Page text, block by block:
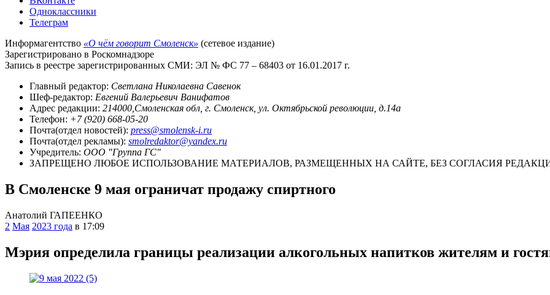
Одноклассники
Телеграм
Информагентство «О чём говорит Смоленск» (сетевое издание)
Зарегистрировано в Роскомнадзоре
Запись в реестре зарегистрированных СМИ: ЭЛ № ФС 77 – 68403 от 16.01.2017 г.
Главный редактор: Светлана Николаевна Савенок
Шеф-редактор: Евгений Валерьевич Ванифатов
Адрес редакции: 214000,Смоленская обл, г. Смоленск, ул. Октябрьской революции, д.14а
Телефон: +7 (920) 668-05-20
Почта(отдел новостей): press@smolensk-i.ru
Почта(отдел рекламы): smolredaktor@yandex.ru
Учредитель: ООО "Группа ГС"
ЗАПРЕЩЕНО ЛЮБОЕ ИСПОЛЬЗОВАНИЕ МАТЕРИАЛОВ, РАЗМЕЩЕННЫХ НА САЙТЕ, БЕЗ СОГЛАСИЯ
В Смоленске 9 мая ограничат продажу спиртного
Анатолий ГАПЕЕНКО
2 Мая 2023 года в 17:09
Мэрия определила границы реализации алкогольных напитков жителям и